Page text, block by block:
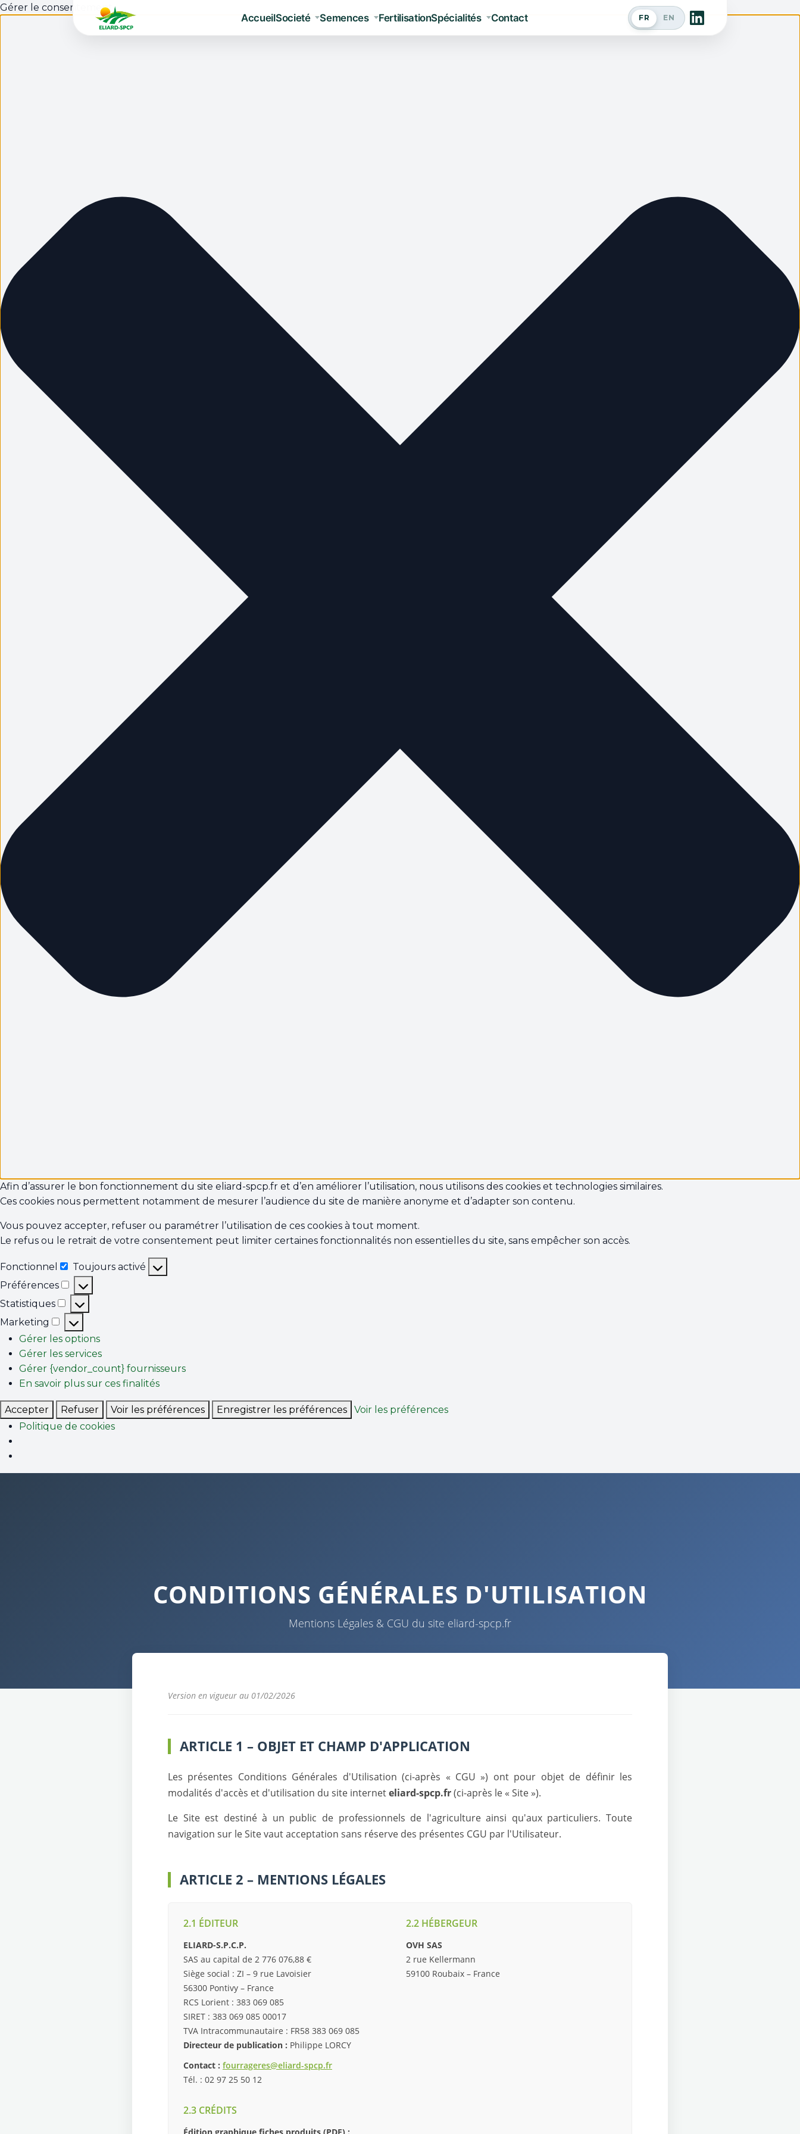
Gérer le consentement
Afin d’assurer le bon fonctionnement du site eliard-spcp.fr et d’en améliorer l’utilisation, nous utilisons des cookies et technologies similaires.
Ces cookies nous permettent notamment de mesurer l’audience du site de manière anonyme et d’adapter son contenu.
Vous pouvez accepter, refuser ou paramétrer l’utilisation de ces cookies à tout moment.
Le refus ou le retrait de votre consentement peut limiter certaines fonctionnalités non essentielles du site, sans empêcher son accès.
Fonctionnel
Fonctionnel
Toujours activé
Préférences
Préférences
Statistiques
Statistiques
Marketing
Marketing
Gérer les options
Gérer les services
Gérer {vendor_count} fournisseurs
En savoir plus sur ces finalités
Accepter Refuser Voir les préférences Enregistrer les préférences
Voir les préférences
Politique de cookies
AccueilSocieté Semences FertilisationSpécialités Contact FR EN
Passer en anglais
CONDITIONS GÉNÉRALES D'UTILISATION
Mentions Légales & CGU du site eliard-spcp.fr
Version en vigueur au 01/02/2026
ARTICLE 1 – OBJET ET CHAMP D'APPLICATION
Les présentes Conditions Générales d'Utilisation (ci-après « CGU ») ont pour objet de définir les
modalités d'accès et d'utilisation du site interneteliard-spcp.fr(ci-après le « Site »).
Le Site est destiné à un public de professionnels de l'agriculture ainsi qu'aux particuliers. Toute
navigation sur le Site vaut acceptation sans réserve des présentes CGU par l'Utilisateur.
ARTICLE 2 – MENTIONS LÉGALES
2.1 ÉDITEUR
ELIARD-S.P.C.P.
SAS au capital de 2 776 076,88 €
Siège social : ZI – 9 rue Lavoisier
56300 Pontivy – France
RCS Lorient : 383 069 085
SIRET : 383 069 085 00017
TVA Intracommunautaire : FR58 383 069 085
Directeur de publication : Philippe LORCY
Contact : fourrageres@eliard-spcp.fr
Tél. : 02 97 25 50 12
2.2 HÉBERGEUR
OVH SAS
2 rue Kellermann
59100 Roubaix – France
2.3 CRÉDITS